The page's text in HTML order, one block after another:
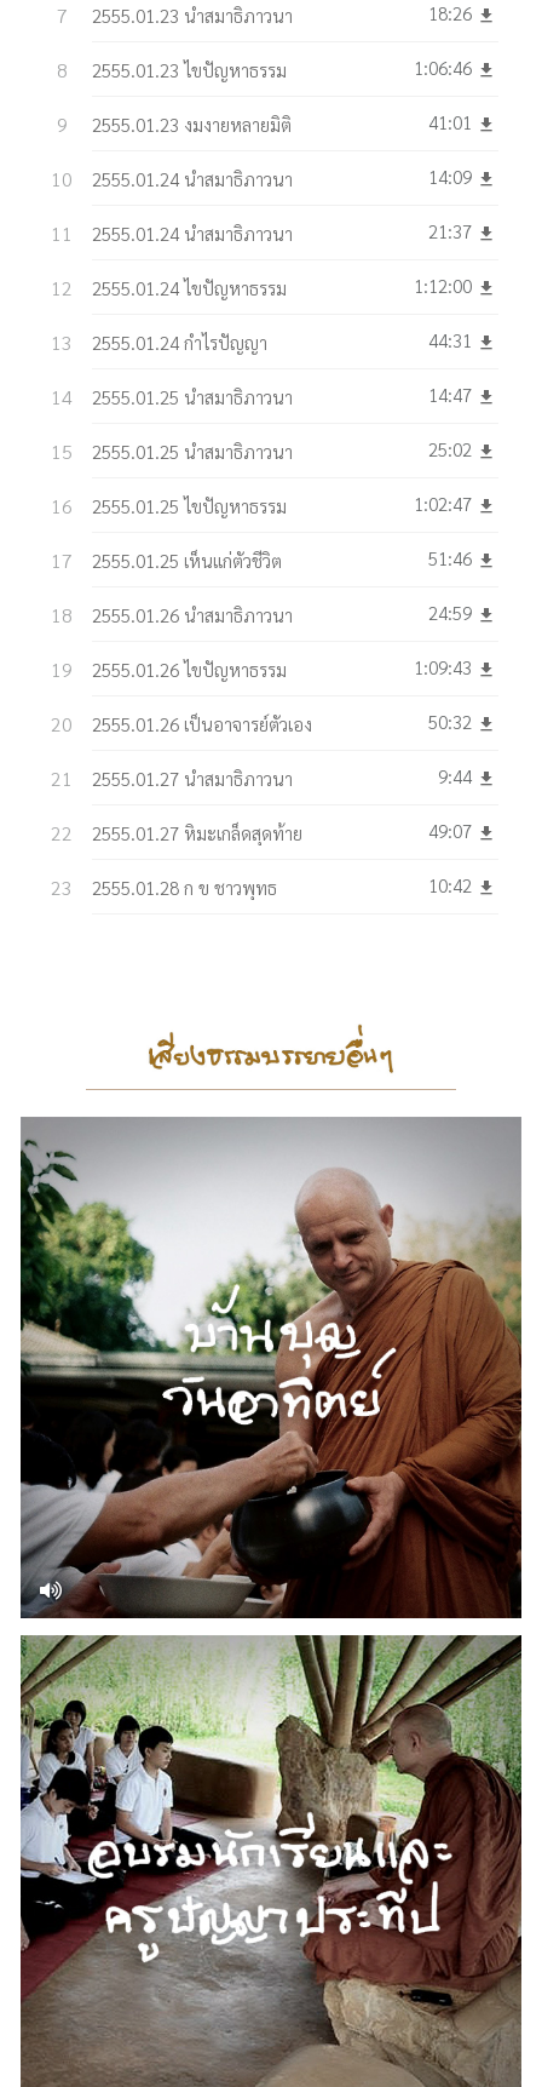
2555.01.23 นำสมาธิภาวนา 18:26 get_app
2555.01.23 ไขปัญหาธรรม 1:06:46 get_app
2555.01.23 งมงายหลายมิติ 41:01 get_app
2555.01.24 นำสมาธิภาวนา 14:09 get_app
2555.01.24 นำสมาธิภาวนา 21:37 get_app
2555.01.24 ไขปัญหาธรรม 1:12:00 get_app
2555.01.24 กำไรปัญญา 44:31 get_app
2555.01.25 นำสมาธิภาวนา 14:47 get_app
2555.01.25 นำสมาธิภาวนา 25:02 get_app
2555.01.25 ไขปัญหาธรรม 1:02:47 get_app
2555.01.25 เห็นแก่ตัวชีวิต 51:46 get_app
2555.01.26 นำสมาธิภาวนา 24:59 get_app
2555.01.26 ไขปัญหาธรรม 1:09:43 get_app
2555.01.26 เป็นอาจารย์ตัวเอง 50:32 get_app
2555.01.27 นำสมาธิภาวนา 9:44 get_app
2555.01.27 หิมะเกล็ดสุดท้าย 49:07 get_app
2555.01.28 ก ข ชาวพุทธ 10:42 get_app